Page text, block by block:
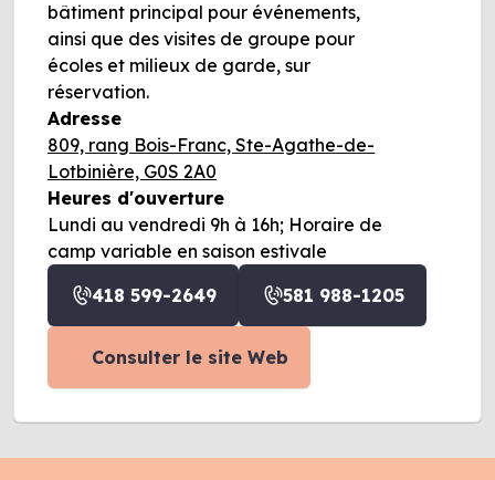
bâtiment principal pour événements,
ainsi que des visites de groupe pour
écoles et milieux de garde, sur
réservation.
Adresse
809, rang Bois-Franc, Ste-Agathe-de-
Lotbinière, G0S 2A0
Heures d'ouverture
Lundi au vendredi 9h à 16h; Horaire de
camp variable en saison estivale
418 599-2649
581 988-1205
Consulter le site Web